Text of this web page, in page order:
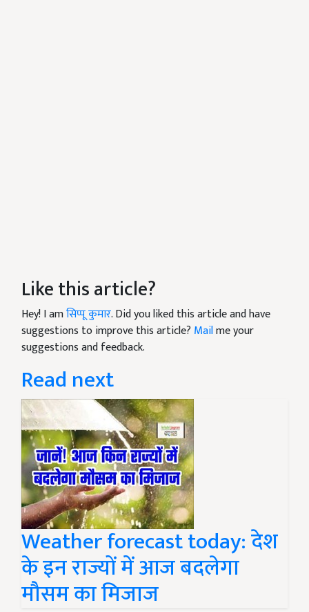
Like this article?
Hey! I amसिप्पू कुमार. Did you liked this article and have
suggestions to improve this article? Mailme your
suggestions and feedback.
Read next
Weather forecast today: देश
के इन राज्यों में आज बदलेगा
मौसम का मिजाज